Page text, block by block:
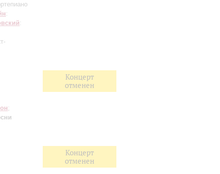
:
:
;
Концерт
отменен
Концерт
отменен